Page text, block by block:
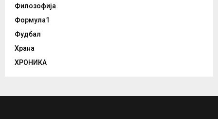
Филозофија
Формула1
Фудбал
Храна
ХРОНИКА